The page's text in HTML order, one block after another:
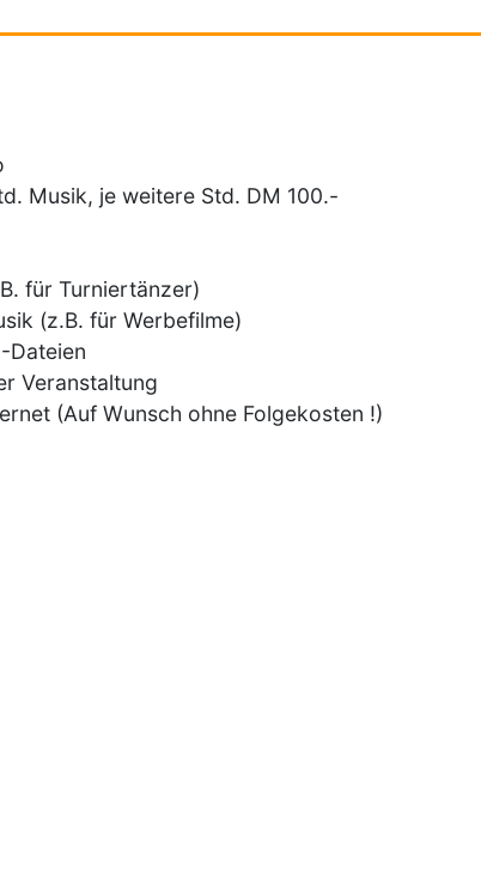
Musik, je weitere Std. DM 100.-
für Turniertänzer)
(z.B. für Werbefilme)
Dateien
Veranstaltung
(Auf Wunsch ohne Folgekosten !)